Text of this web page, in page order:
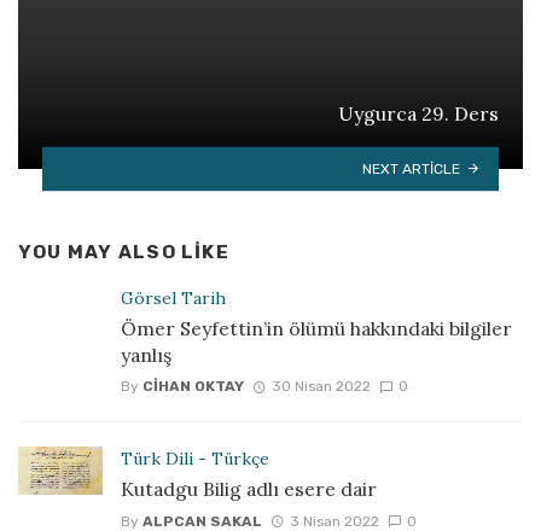
Uygurca 29. Ders
NEXT ARTICLE
YOU MAY ALSO LIKE
Görsel Tarih
Ömer Seyfettin’in ölümü hakkındaki bilgiler
yanlış
By CIHAN OKTAY 30 Nisan 2022 0
Türk Dili - Türkçe
Kutadgu Bilig adlı esere dair
By ALPCAN SAKAL 3 Nisan 2022 0